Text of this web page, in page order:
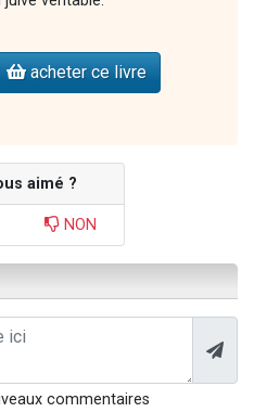
acheter ce livre
aimé ?
NON
commentaires